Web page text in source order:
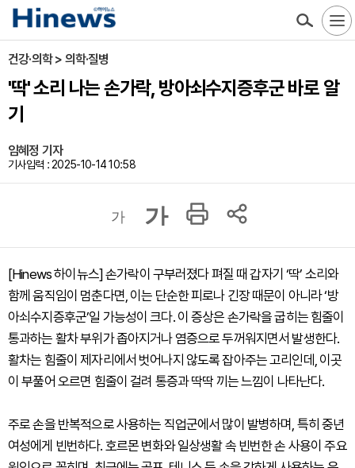
건강·의학 > 의학·질병
'딱' 소리 나는 손가락, 방아쇠수지증후군 바로 알
기
임혜정 기자
기사입력 : 2025-10-14 10:58
가 가
[Hinews 하이뉴스] 손가락이 구부러졌다 펴질 때 갑자기 ‘딱’ 소리와
함께 움직임이 멈춘다면, 이는 단순한 피로나 긴장 때문이 아니라 ‘방
아쇠수지증후군’일 가능성이 크다. 이 증상은 손가락을 굽히는 힘줄이
통과하는 활차 부위가 좁아지거나 염증으로 두꺼워지면서 발생한다.
활차는 힘줄이 제자리에서 벗어나지 않도록 잡아주는 고리인데, 이곳
이 부풀어 오르면 힘줄이 걸려 통증과 딱딱 끼는 느낌이 나타난다.
주로 손을 반복적으로 사용하는 직업군에서 많이 발병하며, 특히 중년
여성에게 빈번하다. 호르몬 변화와 일상생활 속 빈번한 손 사용이 주요